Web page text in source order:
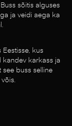
sõitis alguses
ja veidi aega ka
kus
kandev karkass ja
buss selline